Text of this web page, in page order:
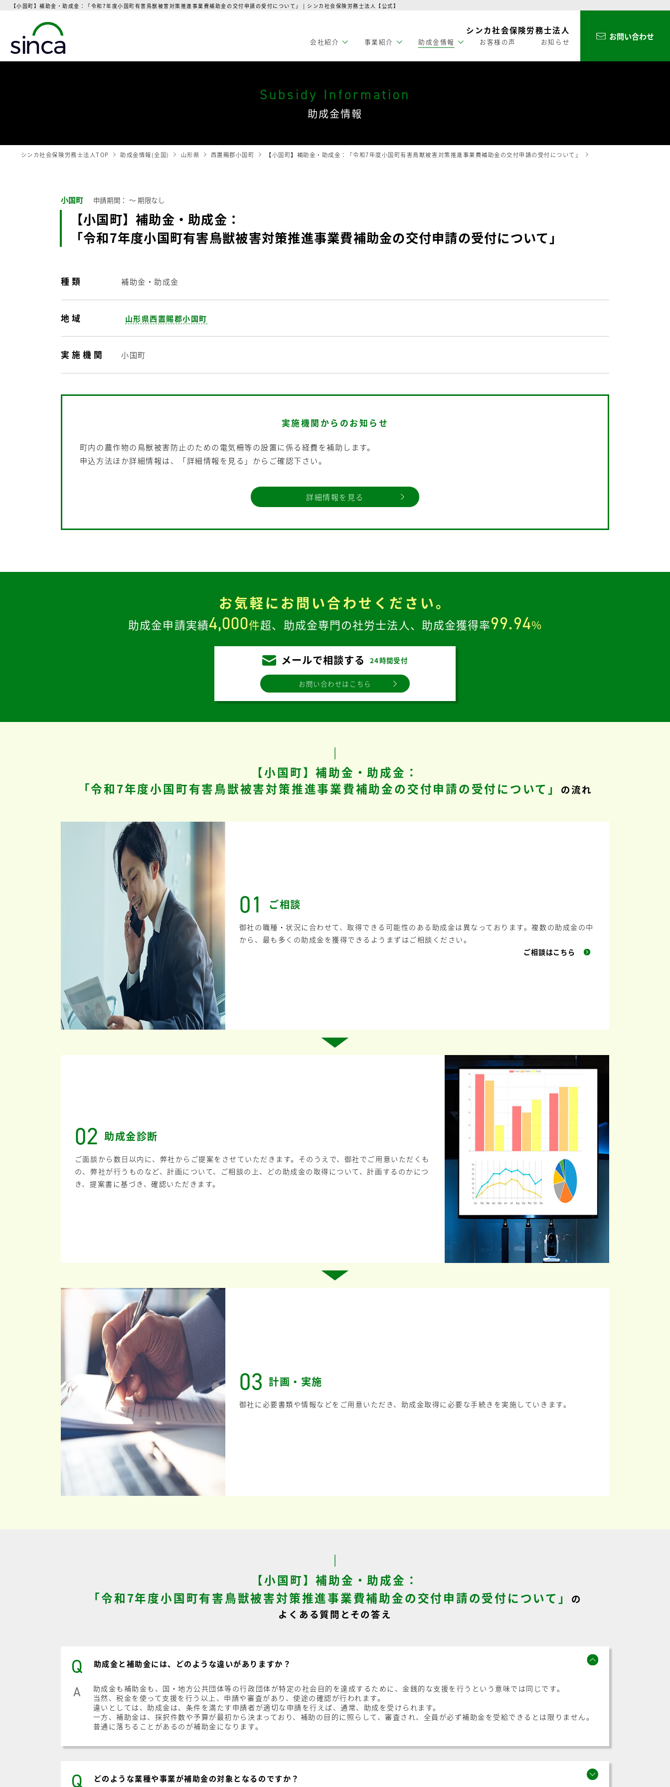
【小国町】補助金・助成金：「令和7年度小国町有害鳥獣被害対策推進事業費補助金の交付申請の受付について」 | シンカ社会保険労務士法人【公式】
シンカ社会保険労務士法人
会社紹介 事業紹介 助成金情報 お客様の声 お知らせ お問い合わせ
Subsidy Information
助成金情報
シンカ社会保険労務士法人TOP 助成金情報(全国) 山形県 西置賜郡小国町 【小国町】補助金・助成金：「令和7年度小国町有害鳥獣被害対策推進事業費補助金の交付申請の受付について」
小国町 申請期間： 〜期限なし
【小国町】補助金・助成金：
「令和7年度小国町有害鳥獣被害対策推進事業費補助金の交付申請の受付について」
種類 補助金・助成金
地域 山形県西置賜郡小国町
実施機関 小国町
実施機関からのお知らせ
町内の農作物の鳥獣被害防止のための電気柵等の設置に係る経費を補助します。
申込方法ほか詳細情報は、「詳細情報を見る」からご確認下さい。
詳細情報を見る
お気軽に お問い合わせください。
助成金申請実績4,000件超、 助成金専門の社労士法人、 助成金獲得率99.94%
メールで相談する 24時間受付
お問い合わせはこちら
【小国町】補助金・助成金：
「令和7年度小国町有害鳥獣被害対策推進事業費補助金の交付申請の受付について」
の流れ
01 ご相談
御社の職種・状況に合わせて、取得できる可能性のある助成金は異なっております。複数の助成金の中
から、最も多くの助成金を獲得できるようまずはご相談ください。
ご相談はこちら
02 助成金診断
ご面談から数日以内に、弊社からご提案をさせていただきます。そのうえで、御社でご用意いただくも
の、弊社が行うものなど、計画について、ご相談の上、どの助成金の取得について、計画するのかにつ
き、提案書に基づき、確認いただきます。
03 計画・実施
御社に必要書類や情報などをご用意いただき、助成金取得に必要な手続きを実施していきます。
【小国町】補助金・助成金：
「令和7年度小国町有害鳥獣被害対策推進事業費補助金の交付申請の受付について」
の
よくある質問とその答え
Q 助成金と補助金には、どのような違いがありますか？
A
助成金も補助金も、国・地方公共団体等の行政団体が特定の社会目的を達成するために、金銭的な支援を行うという意味では同じです。
当然、税金を使って支援を行う以上、申請や審査があり、使途の確認が行われます。
違いとしては、助成金は、条件を満たす申請者が適切な申請を行えば、通常、助成を受けられます。
一方、補助金は、採択件数や予算が最初から決まっており、補助の目的に照らして、審査され、全員が必ず補助金を受給できるとは限りません。
普通に落ちることがあるのが補助金になります。
Q どのような業種や事業が補助金の対象となるのですか？